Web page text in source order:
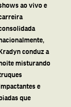
ao vivo e
conduz a
misturando
e
que